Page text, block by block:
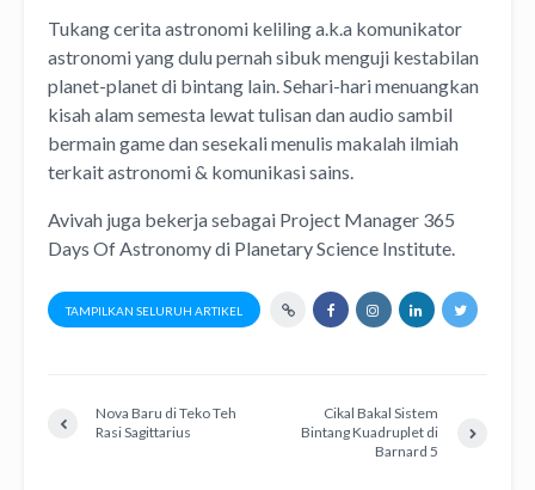
Tukang cerita astronomi kelilinga.k.a komunikator
astronomiyang dulu pernah sibuk menguji kestabilan
planet-planet di bintang lain. Sehari-hari menuangkan
kisah alam semesta lewattulisandanaudio sambil
bermain game dan sesekali menulis makalah ilmiah
terkait astronomi & komunikasi sains.
Avivah juga bekerja sebagai Project Manager 365
Days Of Astronomydi Planetary Science Institute.
TAMPILKAN SELURUH ARTIKEL
Nova Baru di Teko Teh
Rasi Sagittarius
Cikal Bakal Sistem
Bintang Kuadruplet di
Barnard 5